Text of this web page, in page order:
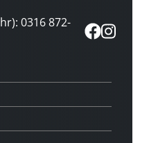
0316 872-